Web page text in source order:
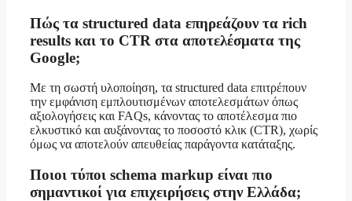
Πώς τα structured data επηρεάζουν τα rich
results και το CTR στα αποτελέσματα της
Google;
Με τη σωστή υλοποίηση, τα structured data επιτρέπουν
την εμφάνιση εμπλουτισμένων αποτελεσμάτων όπως
αξιολογήσεις και FAQs, κάνοντας το αποτέλεσμα πιο
ελκυστικό και αυξάνοντας το ποσοστό κλικ (CTR), χωρίς
όμως να αποτελούν απευθείας παράγοντα κατάταξης.
Ποιοι τύποι schema markup είναι πιο
σημαντικοί για επιχειρήσεις στην Ελλάδα;